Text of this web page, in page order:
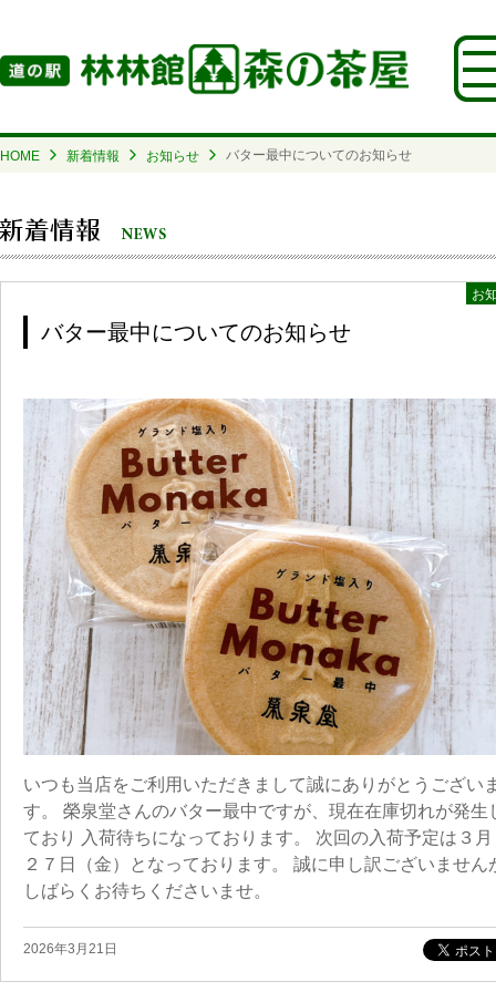
HOME 新着情報 お知らせ バター最中についてのお知らせ
お
バター最中についてのお知らせ
いつも当店をご利用いただきまして誠にありがとうござい
す。 榮泉堂さんのバター最中ですが、現在在庫切れが発生
ており 入荷待ちになっております。 次回の入荷予定は３月
２７日（金）となっております。 誠に申し訳ございません
しばらくお待ちくださいませ。
2026年3月21日